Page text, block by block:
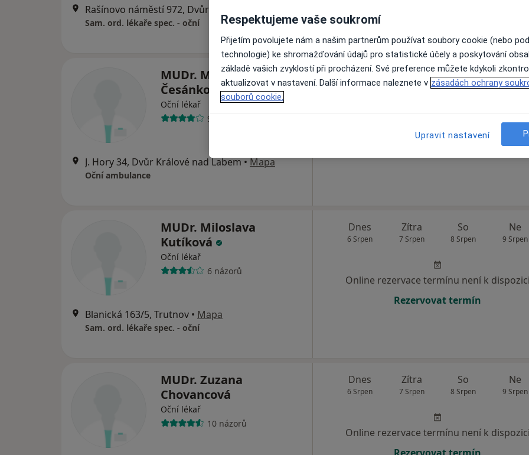
Sam. ord. lékaře spec. - oční
MUDr. Marcela
Česánková
Oční lékař
9 názorů
J. Hory 34, Dvůr Králové nad Labem•Mapa
Oční ambulance
Dnes
6 Srpen
Zítra
7 Srpen
So
8 Srpen
Ne
9 Srpen
Online rezervace termínu není k
MUDr. Miloslava
Kutíková
Oční lékař
6 názorů
Blanická 163/5, Trutnov • Mapa
Sam. ord. lékaře spec. - oční
Dnes
6 Srpen
Zítra
7 Srpen
So
8 Srpen
Ne
9 Srpen
Online rezervace termínu není k dispozici
Rezervovat termín
MUDr. Zuzana
Chovancová
Oční lékař
10 názorů
Dnes
6 Srpen
Zítra
7 Srpen
So
8 Srpen
Ne
9 Srpen
Online rezervace termínu není k dispozici
Respektujeme vaše soukromí
Přijetím povolujete nám a našim partnerům používat soubory cookie (nebo
technologie) ke shromažďování údajů pro statistické účely a poskytování
základě vašich zvyklostí při procházení. Své preference můžete kdykoli
aktualizovat v nastavení. Další informace naleznete v zásadách ochrany
souborů cookie.
Upravit nastavení